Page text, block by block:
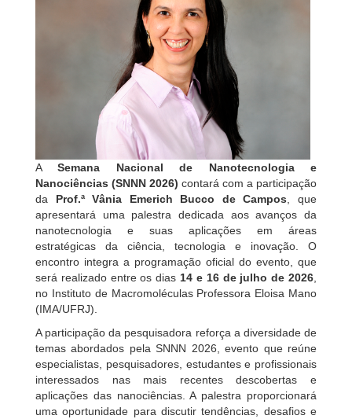
ASemana Nacional de Nanotecnologia e
Nanociências (SNNN 2026) contará com a participação
da Prof.ª Vânia Emerich Bucco de Campos, que
apresentará uma palestra dedicada aos avanços da
nanotecnologia e suas aplicações em áreas
estratégicas da ciência, tecnologia e inovação. O
encontro integra a programação oficial do evento, que
será realizado entre os dias14 e 16 de julho de 2026,
no Instituto de Macromoléculas Professora Eloisa Mano
(IMA/UFRJ).
A participação da pesquisadora reforça a diversidade de
temas abordados pela SNNN 2026, evento que reúne
especialistas, pesquisadores, estudantes e profissionais
interessados nas mais recentes descobertas e
aplicações das nanociências. A palestra proporcionará
uma oportunidade para discutir tendências, desafios e